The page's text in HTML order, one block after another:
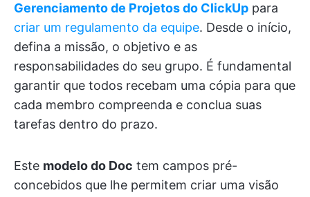
Gerenciamento de Projetos do ClickUp para
criar um regulamento da equipe. Desde o início,
defina a missão, o objetivo e as
responsabilidades do seu grupo. É fundamental
garantir que todos recebam uma cópia para que
cada membro compreenda e conclua suas
tarefas dentro do prazo.
Este modelo do Doc tem campos pré-
concebidos que lhe permitem criar uma visão